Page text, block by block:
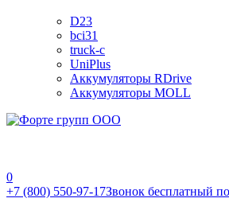
D23
bci31
truck-c
UniPlus
Аккумуляторы RDrive
Аккумуляторы MOLL
0
+7 (800) 550-97-17Звонок бесплатный